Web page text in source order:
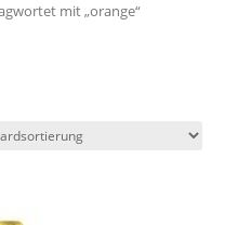
mit „orange“